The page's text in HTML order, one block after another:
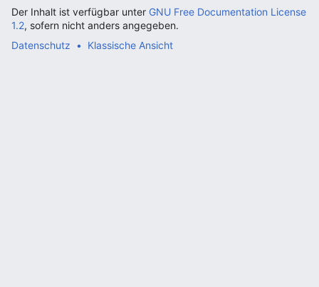
Der Inhalt ist verfügbar unter GNU Free Documentation License
1.2, sofern nicht anders angegeben.
Datenschutz
Klassische Ansicht